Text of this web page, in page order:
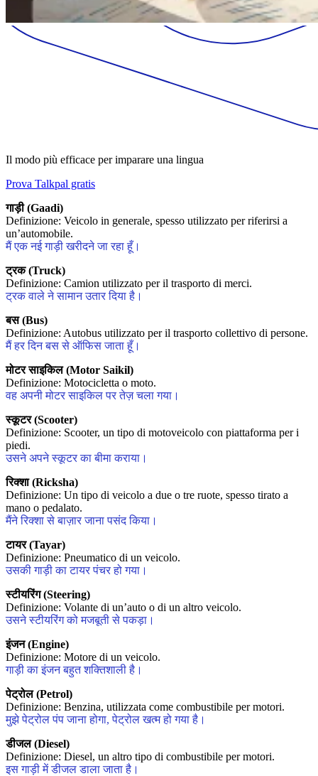
Il modo più efficace per imparare una lingua
Prova Talkpal gratis
गाड़ी (Gaadi)
Definizione: Veicolo in generale, spesso utilizzato per riferirsi a
un’automobile.
मैं एक नई गाड़ी खरीदने जा रहा हूँ।
ट्रक (Truck)
Definizione: Camion utilizzato per il trasporto di merci.
ट्रक वाले ने सामान उतार दिया है।
बस (Bus)
Definizione: Autobus utilizzato per il trasporto collettivo di persone.
मैं हर दिन बस से ऑफिस जाता हूँ।
मोटर साइकिल (Motor Saikil)
Definizione: Motocicletta o moto.
वह अपनी मोटर साइकिल पर तेज़ चला गया।
स्कूटर (Scooter)
Definizione: Scooter, un tipo di motoveicolo con piattaforma per i
piedi.
उसने अपने स्कूटर का बीमा कराया।
रिक्शा (Ricksha)
Definizione: Un tipo di veicolo a due o tre ruote, spesso tirato a
mano o pedalato.
मैंने रिक्शा से बाज़ार जाना पसंद किया।
टायर (Tayar)
Definizione: Pneumatico di un veicolo.
उसकी गाड़ी का टायर पंचर हो गया।
स्टीयरिंग (Steering)
Definizione: Volante di un’auto o di un altro veicolo.
उसने स्टीयरिंग को मजबूती से पकड़ा।
इंजन (Engine)
Definizione: Motore di un veicolo.
गाड़ी का इंजन बहुत शक्तिशाली है।
पेट्रोल (Petrol)
Definizione: Benzina, utilizzata come combustibile per motori.
मुझे पेट्रोल पंप जाना होगा, पेट्रोल खत्म हो गया है।
डीजल (Diesel)
Definizione: Diesel, un altro tipo di combustibile per motori.
इस गाड़ी में डीजल डाला जाता है।